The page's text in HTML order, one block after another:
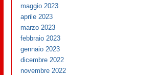
maggio 2023
aprile 2023
marzo 2023
febbraio 2023
gennaio 2023
dicembre 2022
novembre 2022